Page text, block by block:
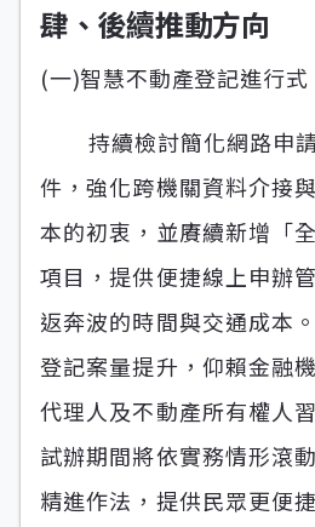
肆、後續推動方向
(一)智慧不動產登記進行式
持續檢討簡化網路申請
件，強化跨機關資料介接
本的初衷，並賡續新增「
項目，提供便捷線上申辦
返奔波的時間與交通成本
登記案量提升，仰賴金融
代理人及不動產所有權人
試辦期間將依實務情形滾
精進作法，提供民眾更便